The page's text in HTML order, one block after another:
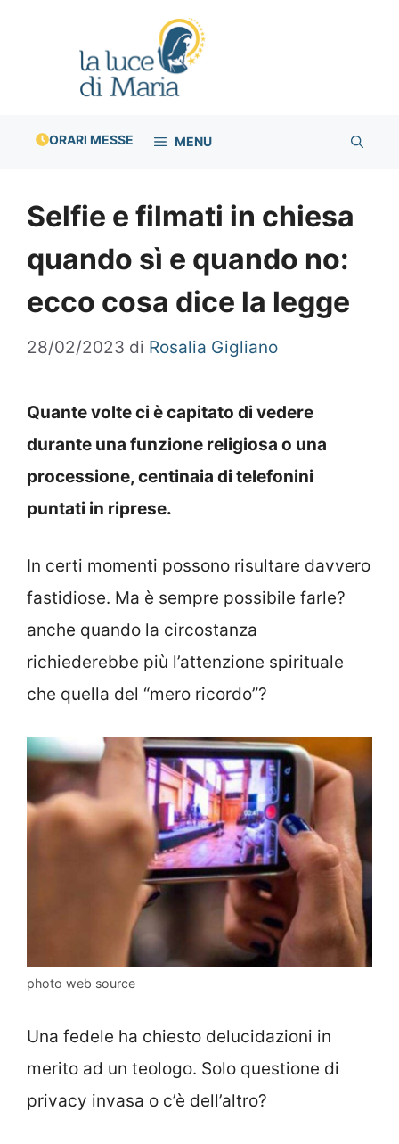
ORARI MESSE MENU
Selfie e filmati in chiesa
quando sì e quando no:
ecco cosa dice la legge
28/02/2023 di Rosalia Gigliano
Quante volte ci è capitato di vedere
durante una funzione religiosa o una
processione, centinaia di telefonini
puntati in riprese.
In certi momenti possono risultare davvero
fastidiose. Ma è sempre possibile farle?
anche quando la circostanza
richiederebbe più l’attenzione spirituale
che quella del “mero ricordo”?
photo web source
Una fedele ha chiesto delucidazioni in
merito ad un teologo. Solo questione di
privacy invasa o c’è dell’altro?